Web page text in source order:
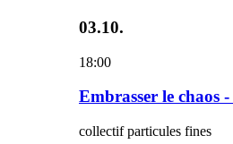
03.10.
18:00
Embrasser le chaos
collectif particules fines